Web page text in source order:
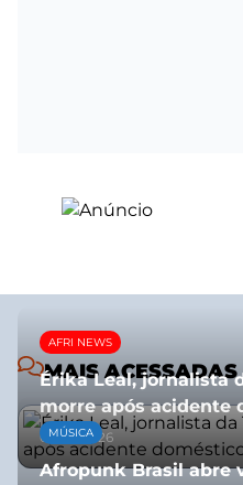
MAIS ACESSADAS
AFRI NEWS
Érika Leal, jornalista
morre após acidente
08/07/2026
MÚSICA
Afropunk Brasil abre